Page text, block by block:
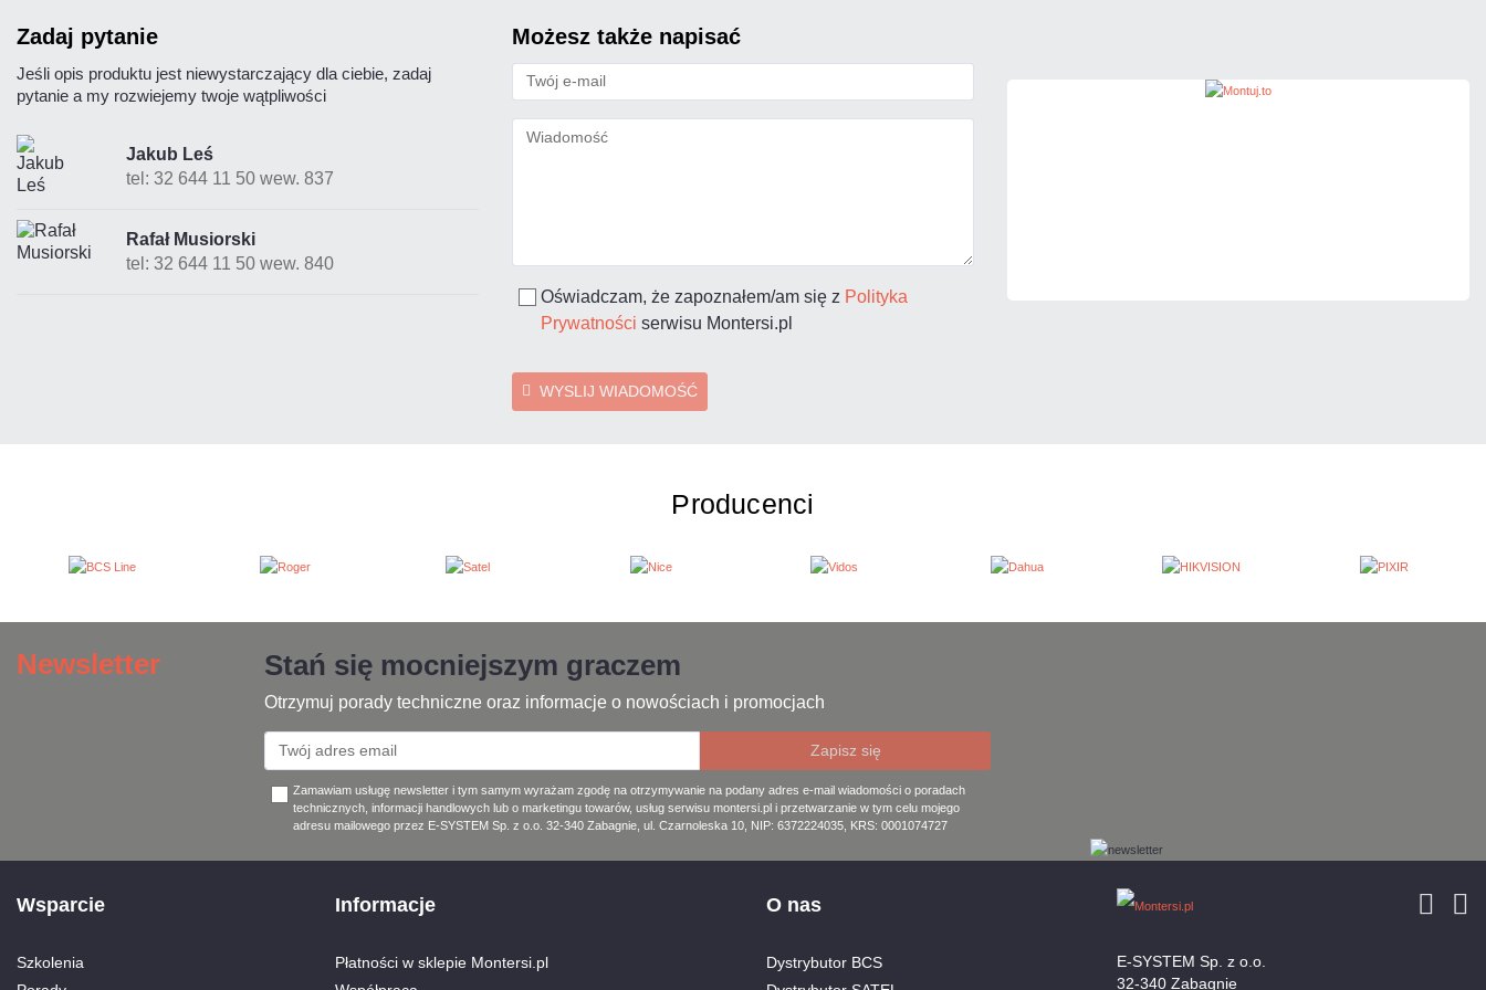
zadaj pytanie
Jeśli opis produktu jest niewystarczający dla ciebie, zadaj
pytanie a my rozwiejemy twoje wątpliwości
Jakub Leś
tel: 32 644 11 50 wew. 837
Rafał Musiorski
tel: 32 644 11 50 wew. 840
możesz także napisać
Oświadczam, że zapoznałem/am się z Polityka
Prywatności serwisu Montersi.pl
WYSLIJ WIADOMOŚĆ
Producenci
Newsletter Stań się mocniejszym graczem
Otrzymuj porady techniczne oraz informacje o nowościach i promocjach
Zamawiam usługę newsletter i tym samym wyrażam zgodę na otrzymywanie na podany adres e-mail wiadomości o poradach
technicznych, informacji handlowych lub o marketingu towarów, usług serwisu montersi.pl i przetwarzanie w tym celu mojego
adresu mailowego przez E-SYSTEM Sp. z o.o. 32-340 Zabagnie, ul. Czarnoleska 10, NIP: 6372224035, KRS: 0001074727
E-SYSTEM Sp. z o.o.
32-340 Zabagnie
Wsparcie
Szkolenia
Informacje
Płatności w sklepie Montersi.pl
O nas
Dystrybutor BCS